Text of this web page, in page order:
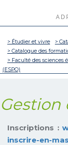
> Étudier et vivre
>
> Catalogue des
> Faculté des sciences
(ESPO)
Gestion
Inscriptions :
inscrire-en-